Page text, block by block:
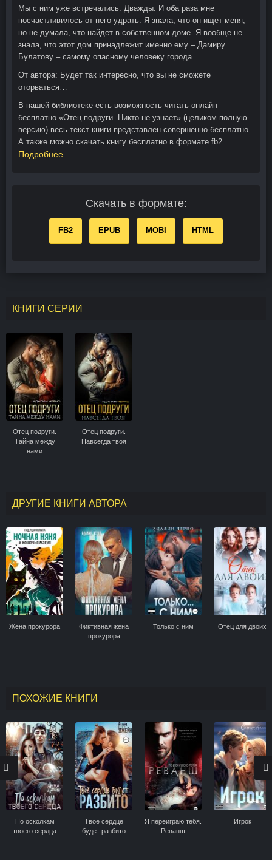
Мы с ним уже встречались. Дважды. И оба раза мне
посчастливилось от него удрать. Я знала, что он ищет меня,
но не думала, что найдет в собственном доме. Я вообще не
знала, что этот дом принадлежит именно ему – Дамиру
Булатову – самому опасному человеку города.
От автора: Будет так интересно, что вы не сможете
оторваться…
В нашей библиотеке есть возможность читать онлайн
бесплатно «Отец подруги. Никто не узнает» (целиком полную
версию) весь текст книги представлен совершенно бесплатно.
А также можно скачать книгу бесплатно в формате fb2.
Подробнее
Скачать в формате:
FB2 EPUB MOBI HTML
КНИГИ СЕРИИ
Отец подруги.
Тайна между
нами
Отец подруги.
Навсегда твоя
ДРУГИЕ КНИГИ АВТОРА
Жена прокурора
Фиктивная жена
прокурора
Только с ним Отец для двоих
ПОХОЖИЕ КНИГИ
По осколкам
твоего сердца
Твое сердце
будет разбито
Я переиграю тебя.
Реванш
Игрок